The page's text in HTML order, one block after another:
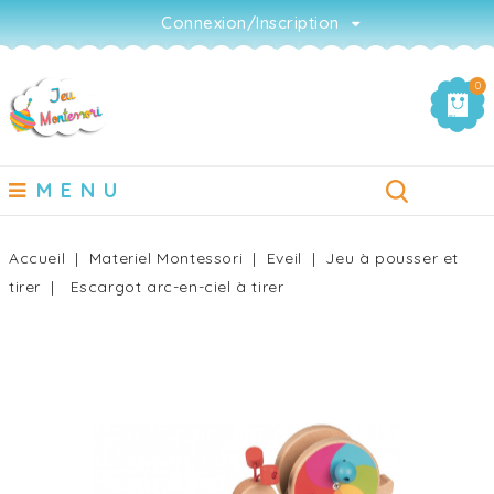
Connexion/Inscription
0
MENU
Accueil Materiel Montessori Eveil
Jeu à pousser et
tirer
Escargot arc-en-ciel à tirer